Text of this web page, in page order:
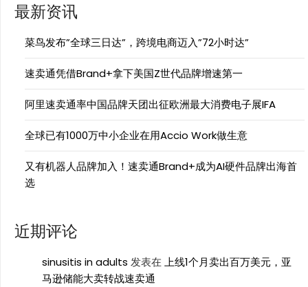
最新资讯
菜鸟发布”全球三日达”，跨境电商迈入”72小时达”
速卖通凭借Brand+拿下美国Z世代品牌增速第一
阿里速卖通率中国品牌天团出征欧洲最大消费电子展IFA
全球已有1000万中小企业在用Accio Work做生意
又有机器人品牌加入！速卖通Brand+成为AI硬件品牌出海首
选
近期评论
sinusitis in adults 发表在 上线1个月卖出百万美元，亚
马逊储能大卖转战速卖通